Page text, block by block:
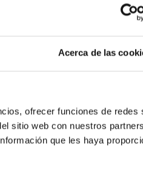
Acerca de las
ofrecer funciones de redes
sitio web con nuestros
que les haya
si se realiza
Incluso hay
canal de